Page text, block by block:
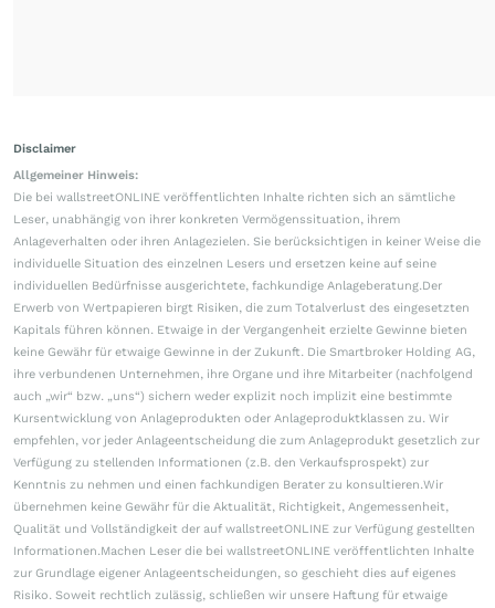
Disclaimer
Allgemeiner Hinweis:
Die bei wallstreetONLINE veröffentlichten Inhalte richten sich an sämtliche
Leser, unabhängig von ihrer konkreten Vermögenssituation, ihrem
Anlageverhalten oder ihren Anlagezielen. Sie berücksichtigen in keiner Weise die
individuelle Situation des einzelnen Lesers und ersetzen keine auf seine
individuellen Bedürfnisse ausgerichtete, fachkundige Anlageberatung.Der
Erwerb von Wertpapieren birgt Risiken, die zum Totalverlust des eingesetzten
Kapitals führen können. Etwaige in der Vergangenheit erzielte Gewinne bieten
keine Gewähr für etwaige Gewinne in der Zukunft. Die Smartbroker Holding AG,
ihre verbundenen Unternehmen, ihre Organe und ihre Mitarbeiter (nachfolgend
auch „wir“ bzw. „uns“) sichern weder explizit noch implizit eine bestimmte
Kursentwicklung von Anlageprodukten oder Anlageproduktklassen zu. Wir
empfehlen, vor jeder Anlageentscheidung die zum Anlageprodukt gesetzlich zur
Verfügung zu stellenden Informationen (z.B. den Verkaufsprospekt) zur
Kenntnis zu nehmen und einen fachkundigen Berater zu konsultieren.Wir
übernehmen keine Gewähr für die Aktualität, Richtigkeit, Angemessenheit,
Qualität und Vollständigkeit der auf wallstreetONLINE zur Verfügung gestellten
Informationen.Machen Leser die bei wallstreetONLINE veröffentlichten Inhalte
zur Grundlage eigener Anlageentscheidungen, so geschieht dies auf eigenes
Risiko. Soweit rechtlich zulässig, schließen wir unsere Haftung für etwaige